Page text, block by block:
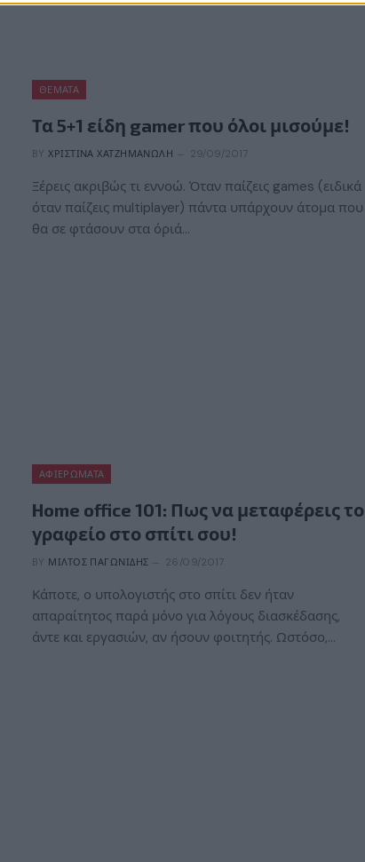
ΘΈΜΑΤΑ
Τα 5+1 είδη gamer που όλοι μισούμε!
BY ΧΡΙΣΤΊΝΑ ΧΑΤΖΗΜΑΝΏΛΗ 29/09/2017
Ξέρεις ακριβώς τι εννοώ. Όταν παίζεις games (ειδικά
όταν παίζεις multiplayer) πάντα υπάρχουν άτομα που
θα σε φτάσουν στα όριά…
ΑΦΙΕΡΏΜΑΤΑ
Home office 101: Πως να μεταφέρεις το
γραφείο στο σπίτι σου!
BY ΜΊΛΤΟΣ ΠΑΓΩΝΊΔΗΣ 26/09/2017
Κάποτε, ο υπολογιστής στο σπίτι δεν ήταν
απαραίτητος παρά μόνο για λόγους διασκέδασης,
άντε και εργασιών, αν ήσουν φοιτητής. Ωστόσο,…